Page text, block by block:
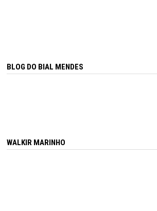
BLOG DO BIAL MENDES
WALKIR MARINHO